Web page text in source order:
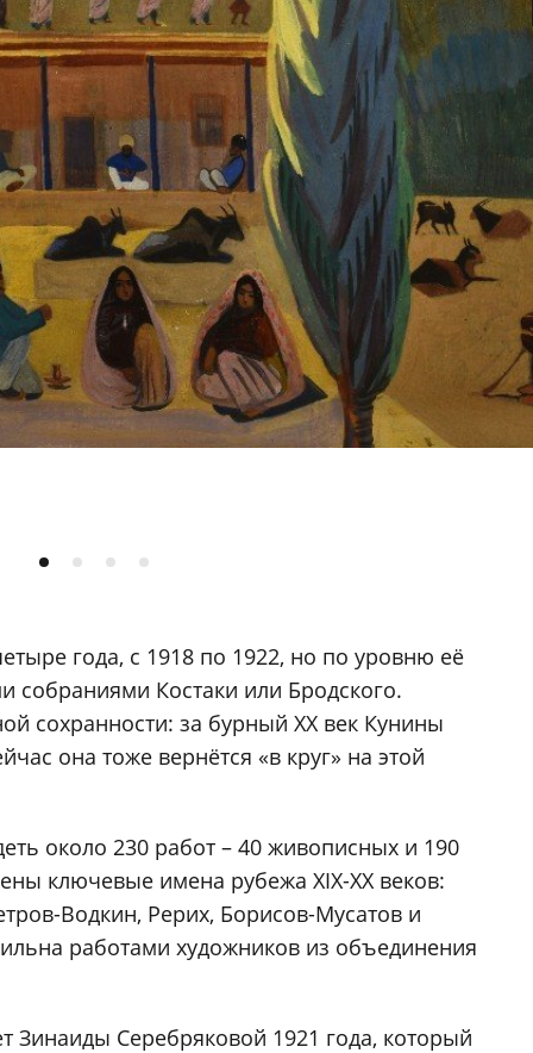
года, с 1918 по 1922, но по уровню её
собраниями Костаки или Бродского.
сохранности: за бурный XX век Кунины
она тоже вернётся «в круг» на этой
около 230 работ – 40 живописных и 190
ключевые имена рубежа XIX-XX веков:
Водкин, Рерих, Борисов-Мусатов и
работами художников из объединения
Зинаиды Серебряковой 1921 года, который